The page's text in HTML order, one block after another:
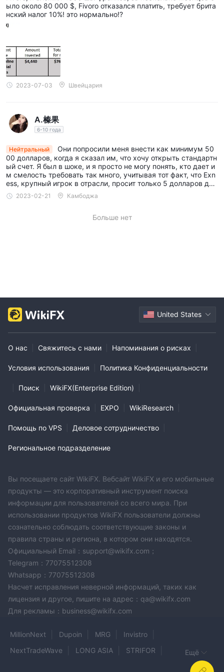
Эти Бонусы включают в себя следующее: Бонус за
регистрацию, Бонус за первоначальный депозит, Бонус за
лояльность, Бонус на основе события и Бонус за снятие
Образовательные ресурсы
некоторые образовательные ресурсы предоставляются на
Fivoro платформа: включая видео, книги и новости, а также
экономический календарь.
клиенты с любыми запросами или вопросами, связанными
с торговлей, могут связаться с Fivoro по следующим
Телефон: 442081570407 (Великобритания), 3197010281502
(Нидерланды), 16728876364 (Канада)
электронная почта: support@ Fivoro .com
Адрес компании:
ыло около 80 000 $, Fivoro отказался платить, требует брита
нский налог 10%! это нормально!?
2023-07-03 Швейцария
A.榛果
6-10 года
Нейтральный
Они попросили меня внести как минимум 50
00 долларов, когда я сказал им, что хочу открыть стандартн
ый счет. Я был в шоке, и я просто не могу понять, кто дает и
м смелость требовать так много, учитывая тот факт, что Exn
ess, крупный игрок в отрасли, просит только 5 долларов для
начала.
2023-02-21 Камбоджа
Больше нет
United States
О нас Свяжитесь с нами Напоминания о рисках
Условия использования Политика Конфиденциальности
Поиск WikiFX(Enterprise Edition)
Официальная проверка EXPO WikiResearch
Помощь по VPS Деловое сотрудничество
Региональное подразделение
Вы посещаете сайт WikiFX. Вебсайт WikiFX и его мобильные
продукты — это корпоративный инструмент поиска
информации для пользователей со всего мира. При
использовании продуктов WikiFX пользователи должны
сознательно соблюдать соответствующие законы и
правила страны и региона, в котором они находятся.
Официальный Email：support@wikifx.com；
Telegram：77075512308
Whatsapp：77075512308
Насчет исправления неверной информаций, таких как
лицензия и другое, пишите на адрес：qa@wikifx.com
Для рекламы：business@wikifx.com
MillionNext Dupoin MRG
Invistro
NextTradeWave
LONG ASIA
STRIFOR
Ещё